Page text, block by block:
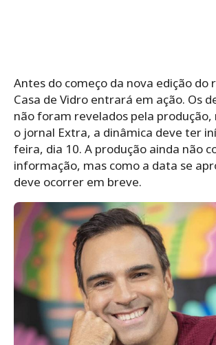
Antes do começo da nova edição do
Casa de Vidro entrará em ação. Os
não foram revelados pela produção,
o jornal Extra, a dinâmica deve ter
feira, dia 10. A produção ainda não
informação, mas como a data se
deve ocorrer em breve.